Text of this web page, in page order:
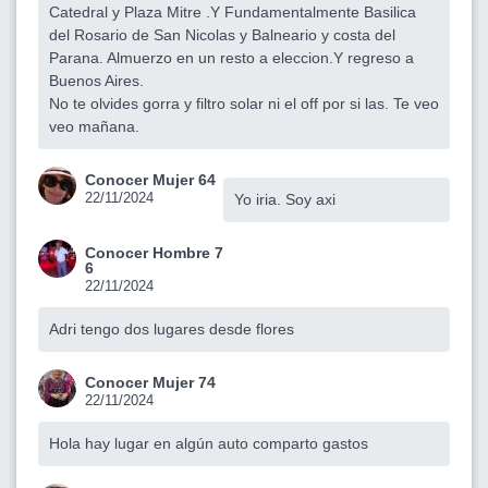
Catedral y Plaza Mitre .Y Fundamentalmente Basilica
del Rosario de San Nicolas y Balneario y costa del
Parana. Almuerzo en un resto a eleccion.Y regreso a
Buenos Aires.
No te olvides gorra y filtro solar ni el off por si las. Te veo
veo mañana.
Conocer Mujer 64
22/11/2024 Yo iria. Soy axi
Conocer Hombre 7
6
22/11/2024
Adri tengo dos lugares desde flores
Conocer Mujer 74
22/11/2024
Hola hay lugar en algún auto comparto gastos